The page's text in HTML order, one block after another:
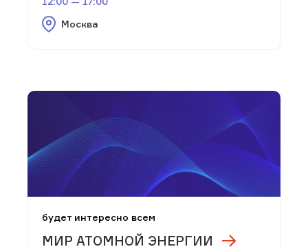
Москва
будет интересно всем
МИР АТОМНОЙ ЭНЕРГИИ